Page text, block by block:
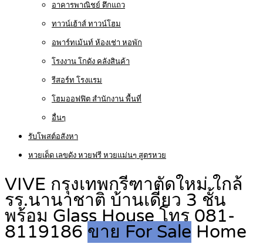
อาคารพาณิชย์ ตึกแถว
ทาวน์เฮ้าส์ ทาวน์โฮม
อพาร์ทเม้นท์ ห้องเช่า หอพัก
โรงงาน โกดัง คลังสินค้า
รีสอร์ท โรงแรม
โฮมออฟฟิต สำนักงาน พื้นที่
อื่นๆ
รับโพสต์อสังหา
หวยเด็ด เลขดัง หวยฟรี หวยแม่นๆ สูตรหวย
VIVE กรุงเทพกรีฑาตัดใหม่ ใกล้
รร.นานาชาติ บ้านเดี่ยว 3 ชั้น
พร้อม Glass House โทร 081-
8119186 ขาย For Sale Home